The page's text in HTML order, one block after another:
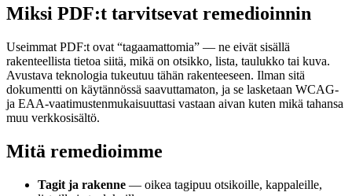
Miksi PDF:t tarvitsevat remedioinnin
Useimmat PDF:t ovat “tagaamattomia” — ne eivät sisällä
rakenteellista tietoa siitä, mikä on otsikko, lista, taulukko tai kuva.
Avustava teknologia tukeutuu tähän rakenteeseen. Ilman sitä
dokumentti on käytännössä saavuttamaton, ja se lasketaan WCAG-
ja EAA-vaatimustenmukaisuuttasi vastaan aivan kuten mikä tahansa
muu verkkosisältö.
Mitä remedioimme
Tagit ja rakenne — oikea tagipuu otsikoille, kappaleille,